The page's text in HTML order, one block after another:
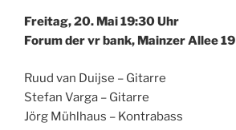
Freitag, 20. Mai 19:30 Uhr
Forum der vr bank, Mainzer Allee 19
Ruud van Duijse – Gitarre
Stefan Varga – Gitarre
Jörg Mühlhaus – Kontrabass